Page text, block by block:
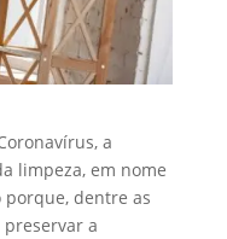
a
limpeza, em nome
porque, dentre as
a